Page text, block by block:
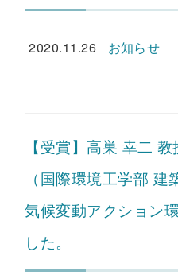
2020.11.26
お知らせ
【受賞】高巣 幸二
（国際環境工学部 建
気候変動アクション
した。